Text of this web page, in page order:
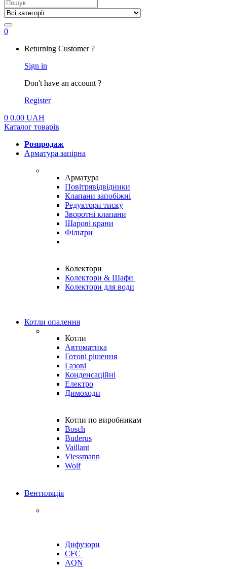
for:
0
Returning Customer ?
Sign in
Don't have an account ?
Register
0 0.00 UAH
Каталог товарів
Розпродаж
Арматура запірна
Арматура
Повітрявідвідники
Клапани запобіжні
Редуктори тиску
Зворотні клапани
Шарові крани
Фільтри
Колектори
Колектори & Шафи
Колектори для води
Котли опалення
Котли
Автоматика
Готові рішення
Газові
Конденсаційні
Електро
Димоходи
Котли по виробникам
Bosch
Buderus
Vaillant
Viessmann
Wolf
Вентиляція
Дифузори
CFC
AQN